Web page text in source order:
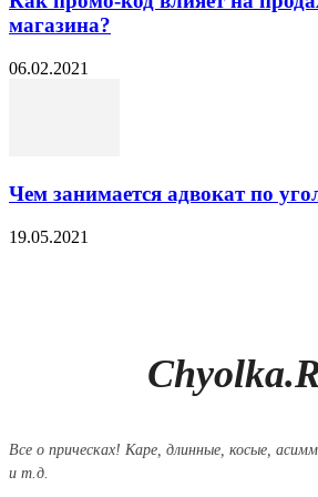
магазина?
06.02.2021
Чем занимается адвокат по
19.05.2021
Все о прическах! Каре, длинные, косые,
и т.д.